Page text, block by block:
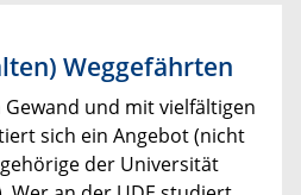
Weggefährten
Gewand und mit vielfältigen
sich ein Angebot (nicht
der Universität